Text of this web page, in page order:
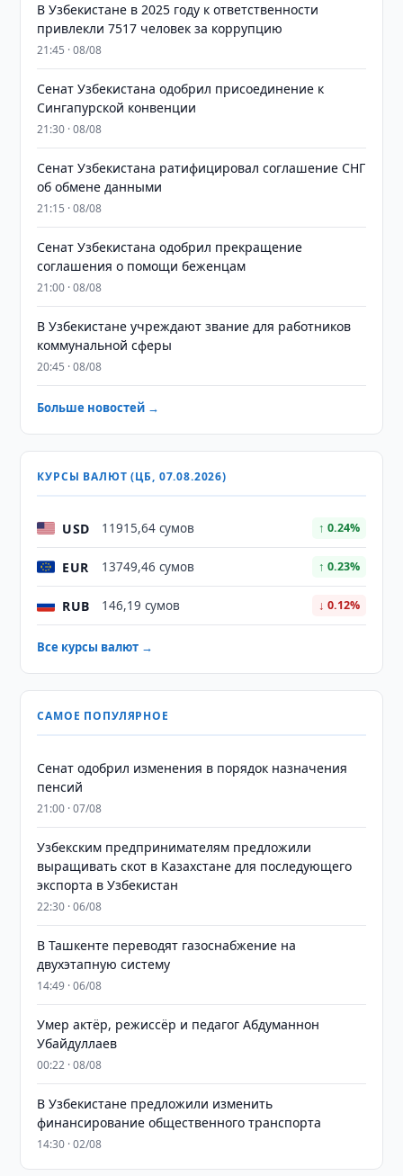
В Узбекистане в 2025 году к ответственности
привлекли 7517 человек за коррупцию
21:45 · 08/08
Сенат Узбекистана одобрил присоединение к
Сингапурской конвенции
21:30 · 08/08
Сенат Узбекистана ратифицировал соглашение СНГ
об обмене данными
21:15 · 08/08
Сенат Узбекистана одобрил прекращение
соглашения о помощи беженцам
21:00 · 08/08
В Узбекистане учреждают звание для работников
коммунальной сферы
20:45 · 08/08
Больше новостей →
КУРСЫ ВАЛЮТ (ЦБ, 07.08.2026)
USD 11915,64 сумов ↑ 0.24%
EUR 13749,46 сумов ↑ 0.23%
RUB 146,19 сумов ↓ 0.12%
Все курсы валют →
САМОЕ ПОПУЛЯРНОЕ
Сенат одобрил изменения в порядок назначения
пенсий
21:00 · 07/08
Узбекским предпринимателям предложили
выращивать скот в Казахстане для последующего
экспорта в Узбекистан
22:30 · 06/08
В Ташкенте переводят газоснабжение на
двухэтапную систему
14:49 · 06/08
Умер актёр, режиссёр и педагог Абдуманнон
Убайдуллаев
00:22 · 08/08
В Узбекистане предложили изменить
финансирование общественного транспорта
14:30 · 02/08